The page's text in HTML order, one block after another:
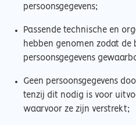
persoonsgegevens;
Passende technische en
hebben genomen zodat de
persoonsgegevens
Geen persoonsgegevens
tenzij dit nodig is voor
waarvoor ze zijn verstrekt;